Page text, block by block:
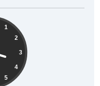
1
2
3
4
5